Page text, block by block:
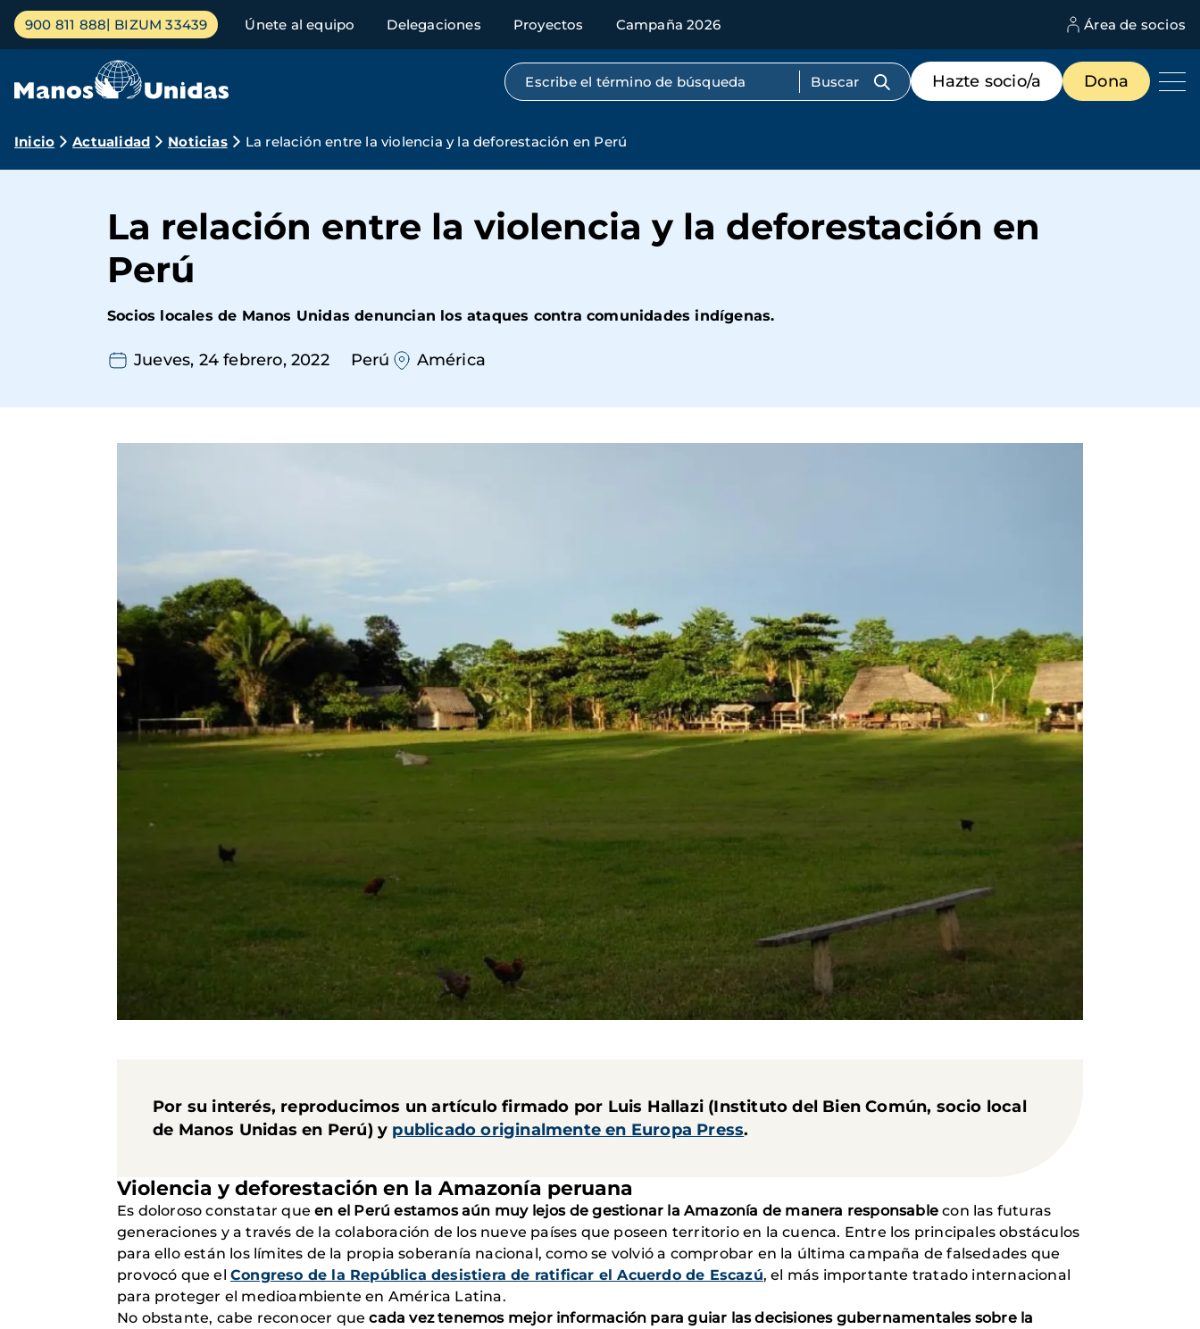
Pasar
contenido
Menú
principal
900 811 888 BIZUM 33439 Únete al equipo Delegaciones Proyectos Campaña 2026 Área de socios
Búsqueda por texto completo
Menú
de
destacados
Hazte socio/a Dona
Ruta
navegación
Inicio Actualidad Noticias La relación entre la violencia y la deforestación en Perú
La relación entre la violencia y la deforestación en
Perú
Socios locales de Manos Unidas denuncian los ataques contra comunidades indígenas.
Jueves, 24 febrero, 2022 Perú América
Por su interés, reproducimos un artículo firmado por Luis Hallazi (Instituto del Bien Común, socio local
de Manos Unidas en Perú) y publicado originalmente en Europa Press.
Violencia y deforestación en la Amazonía peruana
Es doloroso constatar queen el Perú estamos aún muy lejos de gestionar la Amazonía de manera responsable con las futuras
generaciones y a través de la colaboración de los nueve países que poseen territorio en la cuenca. Entre los principales obstáculos
para ello están los límites de la propia soberanía nacional, como se volvió a comprobar en la última campaña de falsedades que
provocó que el Congreso de la República desistiera de ratificar el Acuerdo de Escazú, el más importante tratado internacional
para proteger el medioambiente en América Latina.
No obstante, cabe reconocer quecada vez tenemos mejor información para guiar las decisiones gubernamentales sobre la